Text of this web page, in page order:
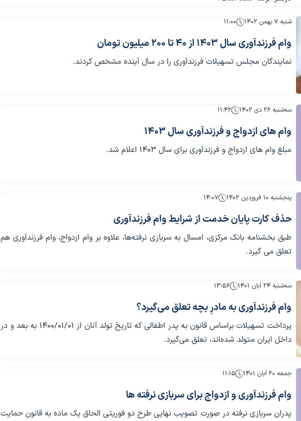
شنبه ۷ بهمن ۱۴۰۲ ۱۱:۰۰
وام فرزندآوری سال ۱۴۰۳ از ۴۰ تا ۲۰۰ میلیون تومان
نمایندگان مجلس تسهیلات فرزندآوری را در سال آینده مشخص کردند.
سه‌شنبه ۲۶ دی ۱۴۰۲ ۱۱:۴۲
وام های ازدواج و فرزندآوری سال 1403
مبلغ وام های ازدواج و فرزندآوری برای سال 1403 اعلام شد.
پنجشنبه ۱۰ فروردین ۱۴۰۲ ۱۴:۰۷
حذف کارت پایان خدمت از شرایط وام فرزندآوری
طبق بخشنامه بانک مرکزی، امسال به سربازی نرفته‌ها، علاوه بر وام ازدواج، وام فرزندآوری هم
تعلق می گیرد.
سه‌شنبه ۲۴ آبان ۱۴۰۱ ۱۳:۵۶
وام فرزندآوری به مادرِ بچه تعلق می‌گیرد؟
پرداخت تسهیلات براساس قانون به پدر اطفالی که تاریخ تولد آنان از ۱۴۰۰/۰۱/۰۱ به بعد و در
داخل ایران متولد شده‌اند، تعلق می‌گیرد.
جمعه ۲۰ آبان ۱۴۰۱ ۱۱:۱۵
وام فرزندآوری و ازدواج برای سربازی نرفته ها
پدران سربازی نرفته در صورت تصویب نهایی طرح دو فوریتی الحاق یک ماده به قانون حمایت